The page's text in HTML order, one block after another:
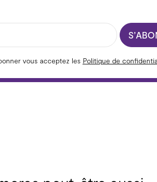
vous acceptez les Politique de